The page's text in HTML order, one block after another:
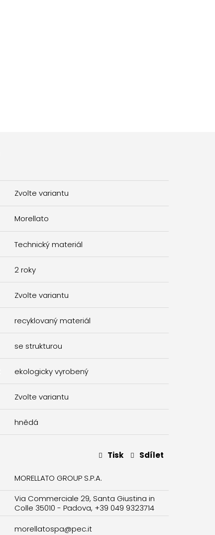
Zvolte variantu
Morellato
Technický materiál
2 roky
Zvolte variantu
recyklovaný materiál
se strukturou
ekologicky vyrobený
Zvolte variantu
hnědá
Tisk Sdílet
MORELLATO GROUP S.P.A.
Via Commerciale 29, Santa Giustina in
Colle 35010 - Padova, +39 049 9323714
morellatospa@pec.it